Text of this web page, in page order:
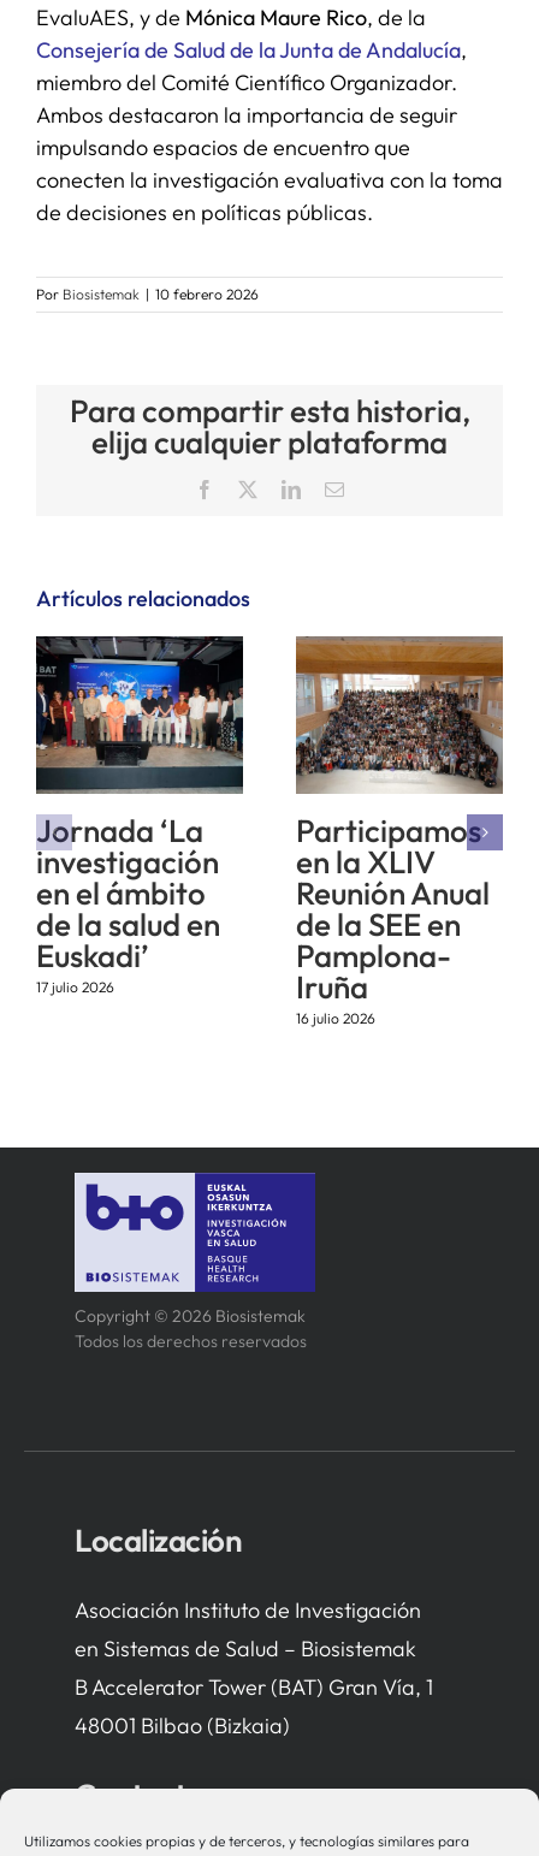
Utilizamos cookies propias y de terceros, y tecnologías similares para
EvaluAES, y de Mónica Maure Rico, de la
Consejería de Salud de la Junta de Andalucía,
miembro del Comité Científico Organizador.
Ambos destacaron la importancia de seguir
impulsando espacios de encuentro que
conecten la investigación evaluativa con la toma
de decisiones en políticas públicas.
Por Biosistemak | 10 febrero 2026
Para compartir esta historia,
elija cualquier plataforma
Facebook LinkedInCorreo
Artículos relacionados
Jornada ‘La
investigación
en el ámbito
de la salud en
Euskadi’
17 julio 2026
Participamos
en la XLIV
Reunión Anual
de la SEE en
Pamplona-
Iruña
16 julio 2026
Copyright © 2026 Biosistemak
Todos los derechos reservados
Localización
Asociación Instituto de Investigación
en Sistemas de Salud – Biosistemak
B Accelerator Tower (BAT) Gran Vía, 1
48001 Bilbao (Bizkaia)
Contacto